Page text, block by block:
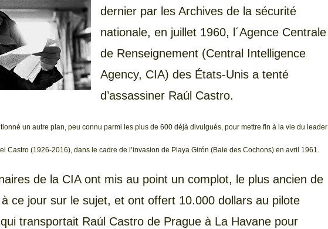
dernier par les Archives de la sécurité
nationale, en juillet 1960, l´Agence Centrale
de Renseignement (Central Intelligence
Agency, CIA) des États-Unis a tenté
d’assassiner Raúl Castro.
un autre plan, peu connu parmi les plus de 600 déjà divulgués, pour mettre fin à la vie du leader
Castro (1926-2016), dans le cadre de l’invasion de Playa Girón (Baie des Cochons) en avril 1961.
de la CIA ont mis au point un complot, le plus ancien de
ce jour sur le sujet, et ont offert 10.000 dollars au pilote
transportait Raúl Castro de Prague à La Havane pour